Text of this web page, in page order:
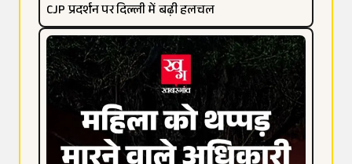
CJP प्रदर्शन पर दिल्ली में बढ़ी हलचल